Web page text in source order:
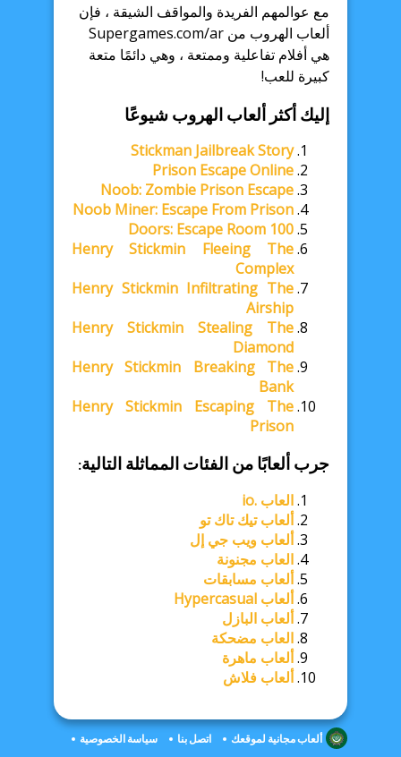
مع عوالمهم الفريدة والمواقف الشيقة ، فإن
ألعاب الهروب من Supergames.com/ar
هي أفلام تفاعلية وممتعة ، وهي دائمًا متعة
كبيرة للعب!
إليك أكثر ألعاب الهروب شيوعًا
Stickman Jailbreak Story
Prison Escape Online
Noob: Zombie Prison Escape
Noob Miner: Escape From Prison
100 Doors: Escape Room
Henry Stickmin Fleeing The
Complex
Henry Stickmin Infiltrating The
Airship
Henry Stickmin Stealing The
Diamond
Henry Stickmin Breaking The
Bank
Henry Stickmin Escaping The
Prison
جرب ألعابًا من الفئات المماثلة التالية:
العاب .io
ألعاب تيك تاك تو
ألعاب ويب جي إل
العاب مجنونة
ألعاب مسابقات
ألعاب Hypercasual
ألعاب البازل
العاب مضحكة
ألعاب ماهرة
ألعاب فلاش
ألعاب مجانية لموقعك اتصل بنا سياسة الخصوصية